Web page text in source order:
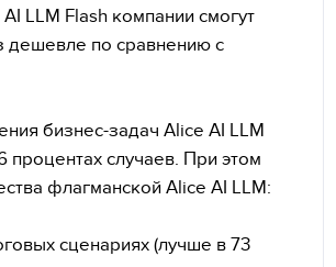
LLM Flash компании смогут
дешевле по сравнению с
бизнес-задач Alice AI LLM
процентах случаев. При этом
флагманской Alice AI LLM:
сценариях (лучше в 73